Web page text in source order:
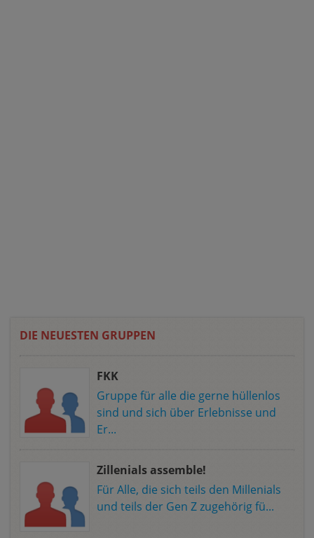
DIE NEUESTEN GRUPPEN
FKK
Gruppe für alle die gerne hüllenlos
sind und sich über Erlebnisse und
Er...
Zillenials assemble!
Für Alle, die sich teils den Millenials
und teils der Gen Z zugehörig fü...